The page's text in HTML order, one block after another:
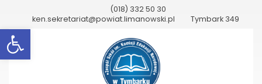
Otwórz pasek narzędzi
(018) 332 50 30
ken.sekretariat@powiat.limanowski.pl
Tymbark 349